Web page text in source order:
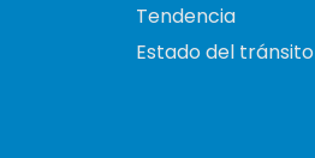
Tendencia
Estado del tránsito